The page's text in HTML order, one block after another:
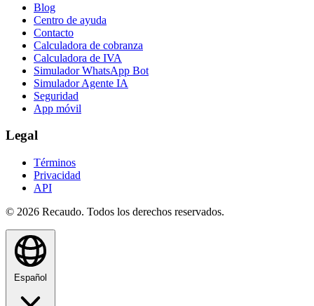
Blog
Centro de ayuda
Contacto
Calculadora de cobranza
Calculadora de IVA
Simulador WhatsApp Bot
Simulador Agente IA
Seguridad
App móvil
Legal
Términos
Privacidad
API
© 2026 Recaudo. Todos los derechos reservados.
Español